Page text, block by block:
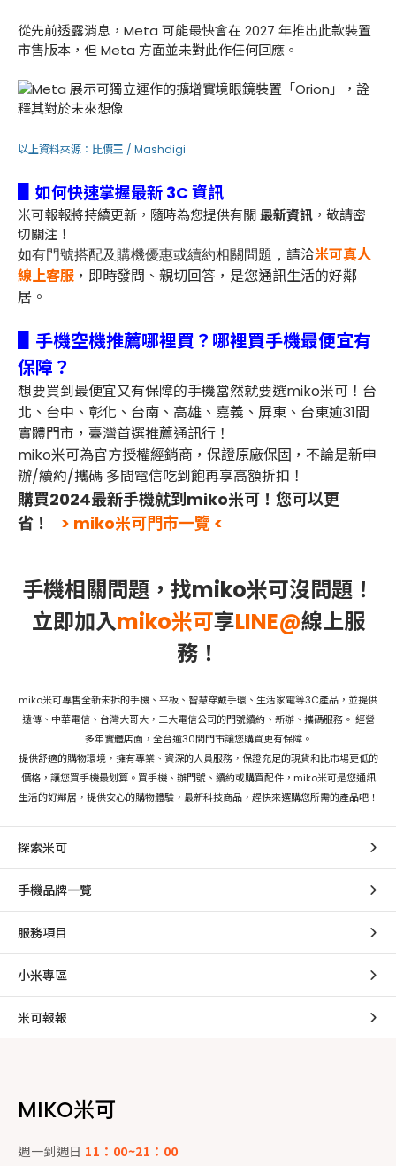
從先前透露消息，Meta 可能最快會在 2027 年推出此款裝置
市售版本，但 Meta 方面並未對此作任何回應。
以上資料來源： 比價王 / Mashdigi
如何快速掌握最新 3C 資訊
米可報報將持續更新，隨時為您提供有關最新資訊 ，敬請密
切關注！
如有門號搭配及購機優惠或續約相關問題， 請洽米可真人
線上客服 ，即時發問、親切回答，是您通訊生活的好鄰
居。
▋手機空機推薦哪裡買？哪裡買手機最便宜有
保障？
想要買到最便宜又有保障的手機當然就要選miko米可！台
北、台中、彰化、台南、高雄、嘉義、屏東、台東逾31間
實體門市，臺灣首選推薦通訊行！
miko米可為官方授權經銷商，保證原廠保固，不論是新申
辦/續約/攜碼 多間電信吃到飽再享高額折扣！
購買2024最新手機就到miko米可！您可以更
省！
> miko米可門市一覽 <
手機相關問題，找miko米可沒問題！
立即加入miko米可享LINE@線上服
務！
miko米可專售全新未拆的手機、平板、智慧穿戴手環、生活家電等3C產品，並提供
遠傳、中華電信、台灣大哥大，三大電信公司的門號續約、新辦、攜碼服務。 經營
多年實體店面，全台逾30間門市讓您購買更有保障。
提供舒適的購物環境，擁有專業、資深的人員服務，保證充足的現貨和比市場更低的
價格，讓您買手機最划算。買手機、辦門號、續約或購買配件，miko米可是您通訊
生活的好鄰居，提供安心的購物體驗，最新科技商品，趕快來選購您所需的產品吧！
探索米可
手機品牌一覽
服務項目
小米專區
米可報報
MIKO米可
週一到週日 11：00~21：00